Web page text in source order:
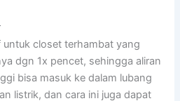
untuk closet terhambat yang
dgn 1x pencet, sehingga aliran
bisa masuk ke dalam lubang
listrik, dan cara ini juga dapat